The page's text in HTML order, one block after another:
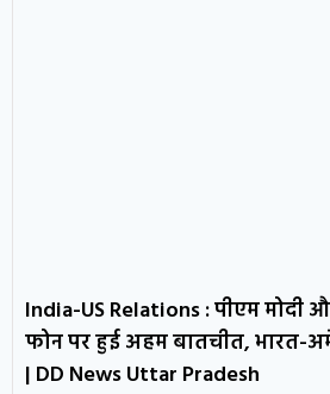
India-US Relations : पीएम मोदी
फोन पर हुई अहम बातचीत, भारत-
| DD News Uttar Pradesh